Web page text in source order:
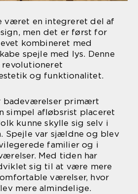
været en integreret del af
men det er først for
kombineret med
spejle med lys. Denne
revolutioneret
og funktionalitet.
badeværelser primært
simpel afløbsrist placeret
kunne skylle sig selv i
Spejle var sjældne og blev
familier og i
Med tiden har
sig til at være mere
værelser, hvor
mere almindelige.